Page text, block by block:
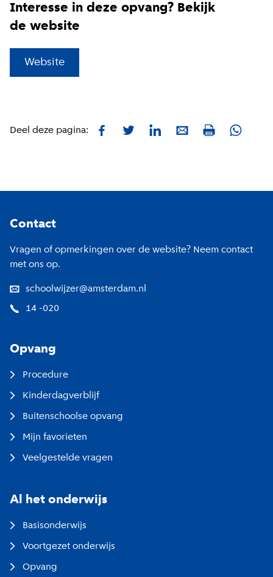
Interesse in deze opvang? Bekijk
de website
Website
Deel deze pagina: FacebookTwitterLinkedInE-mailPrint
Contact
Vragen of opmerkingen over de website? Neem contact
met ons op.
schoolwijzer@amsterdam.nl
14 -020
Opvang
Procedure
Kinderdagverblijf
Buitenschoolse opvang
Mijn favorieten
Veelgestelde vragen
Al het onderwijs
Basisonderwijs
Voortgezet onderwijs
Opvang